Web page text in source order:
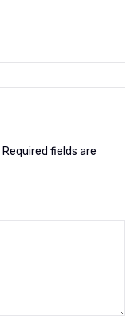
Required fields are